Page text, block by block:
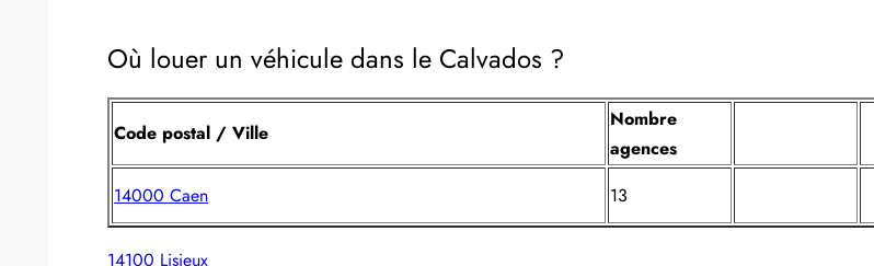
Où louer un véhicule dans le Calvados ?
Code postal / Ville
Nombre
agences
14000 Caen
13
14100 Lisieux